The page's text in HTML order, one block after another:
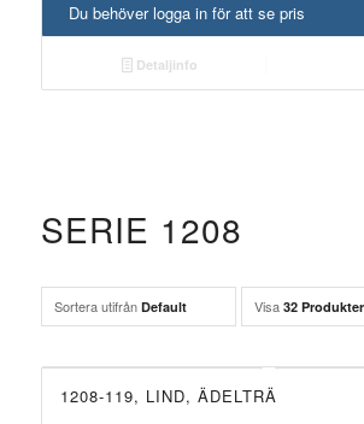
Du behöver logga in för att se pris
Detaljinfo
SERIE 1208
Sortera utifrån Default Visa 32
1208-119, LIND, ÄDELTRÄ